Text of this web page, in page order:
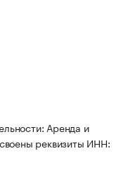
Аренда и
реквизиты ИНН: